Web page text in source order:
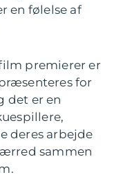
en følelse af
premierer er
for
det er en
deres arbejde
sammen